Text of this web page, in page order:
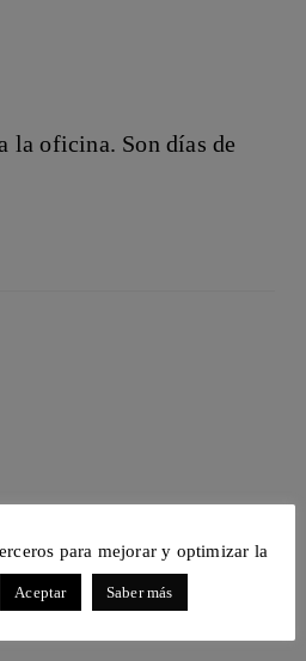
la oficina. Son días de
para mejorar y optimizar la
Aceptar Saber más